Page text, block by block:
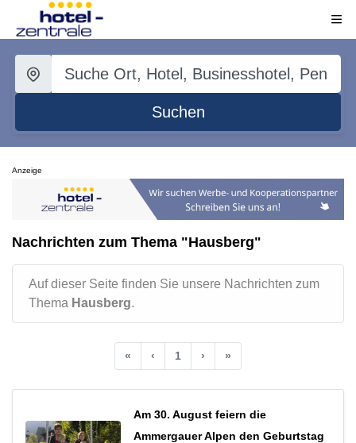
Suchen
Anzeige
Nachrichten zum Thema "Hausberg"
Auf dieser Seite finden Sie unsere Nachrichten zum
Thema Hausberg.
« ‹ 1 › »
Am 30. August feiern die
Ammergauer Alpen den Geburtstag